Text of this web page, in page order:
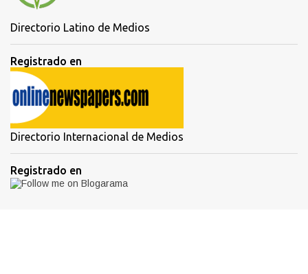
Directorio Latino de Medios
Registrado en
Directorio Internacional de Medios
Registrado en